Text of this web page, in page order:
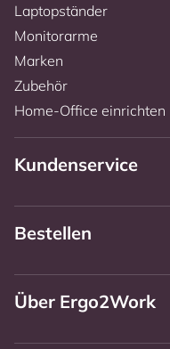
Laptopständer
Monitorarme
Marken
Zubehör
Home-Office einrichten
Kundenservice
Bestellen
Über Ergo2Work